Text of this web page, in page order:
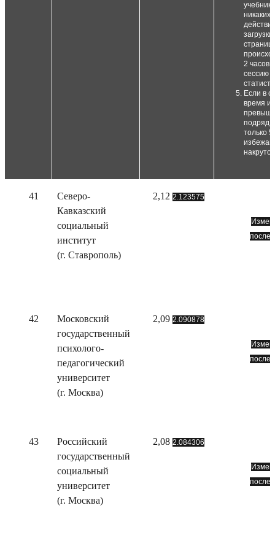
никаких
2 часов,
сессию
Если в
время
подряд,
только 5
41
Северо-
Кавказский
социальный
институт
(г. Ставрополь)
2,12 2.123575
42
Московский
государственный
психолого-
педагогический
университет
(г. Москва)
2,09 2.090878
43
Российский
государственный
социальный
университет
(г. Москва)
2,08 2.084306